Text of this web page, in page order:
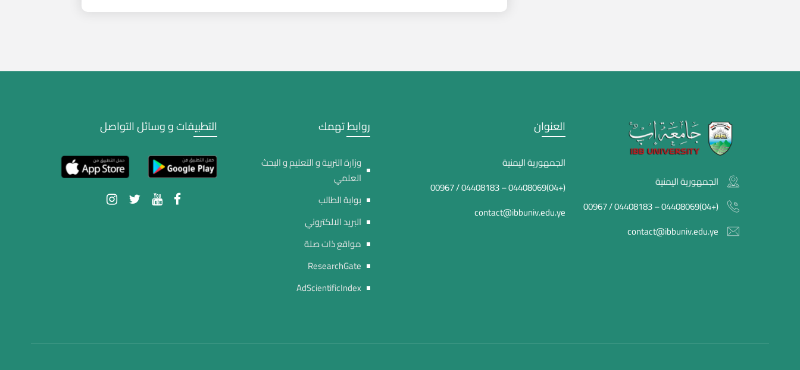
الجمهورية اليمنية
(+04)04408069 – 04408183 / 00967
contact@ibbuniv.edu.ye
العنوان
الجمهورية اليمنية
(+04)04408069 – 04408183 / 00967
contact@ibbuniv.edu.ye
روابط تهمك
وزارة التربية و التعليم و البحث
العلمي
بوابة الطالب
البريد الالكتروني
مواقع ذات صلة
ResearchGate
AdScientificIndex
التطبيقات و وسائل التواصل